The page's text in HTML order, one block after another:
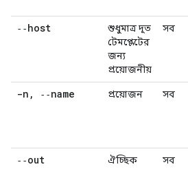
‑‑host
শুধুমাত্র দূত
টেমপ্লেটের
জন্য
প্রয়োজনীয়
সব
-n , ‑‑name প্রয়োজন সব
‑‑out ঐচ্ছিক সব